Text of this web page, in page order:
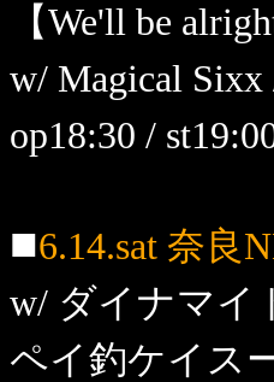
【We'll be
w/ Magical
op18:30 /
■6.14.sat 奈良
w/ ダイナマイ
ペイ釣ケイス